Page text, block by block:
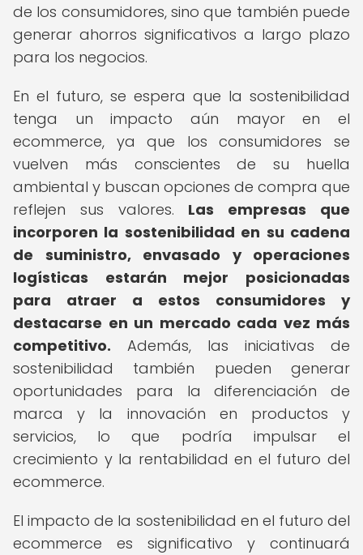
de los consumidores, sino que también puede
generar ahorros significativos a largo plazo
para los negocios.
En el futuro, se espera que la sostenibilidad
tenga un impacto aún mayor en el
ecommerce, ya que los consumidores se
vuelven más conscientes de su huella
ambiental y buscan opciones de compra que
reflejen sus valores. Las empresas que
incorporen la sostenibilidad en su cadena
de suministro, envasado y operaciones
logísticas estarán mejor posicionadas
para atraer a estos consumidores y
destacarse en un mercado cada vez más
competitivo. Además, las iniciativas de
sostenibilidad también pueden generar
oportunidades para la diferenciación de
marca y la innovación en productos y
servicios, lo que podría impulsar el
crecimiento y la rentabilidad en el futuro del
ecommerce.
El impacto de la sostenibilidad en el futuro del
ecommerce es significativo y continuará